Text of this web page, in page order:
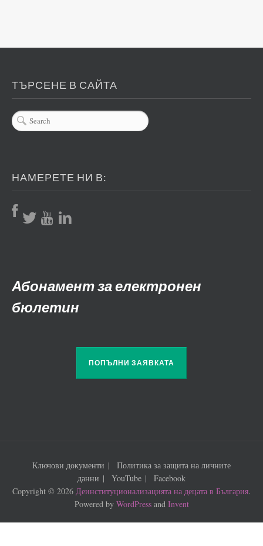
ТЪРСЕНЕ В САЙТА
НАМЕРЕТЕ НИ В:
Абонамент за електронен
бюлетин
ПОПЪЛНИ ЗАЯВКАТА
Ключови документи
Политика за защита на личните
данни
YouTube
Facebook
Copyright © 2026 Деинституционализацията на децата в България.
Powered by WordPressand Invent